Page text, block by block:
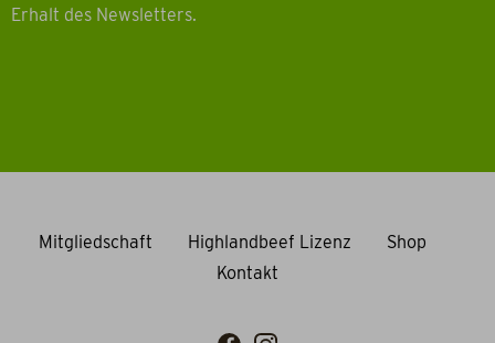
Erhalt des Newsletters.
Mitgliedschaft Highlandbeef Lizenz
Shop
Kontakt